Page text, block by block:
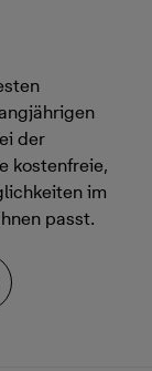
der
kostenfreie,
im
passt.